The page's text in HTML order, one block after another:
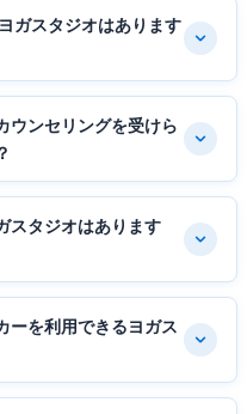
ガスタジオはあります
ウンセリングを受けら
スタジオはあります
ーを利用できるヨガス